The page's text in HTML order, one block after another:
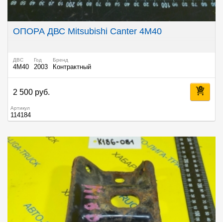
ОПОРА ДВС Mitsubishi Canter 4M40
ДВС
4M40
Год
2003
Бренд
Контрактный
2 500 руб.
Артикул
114184